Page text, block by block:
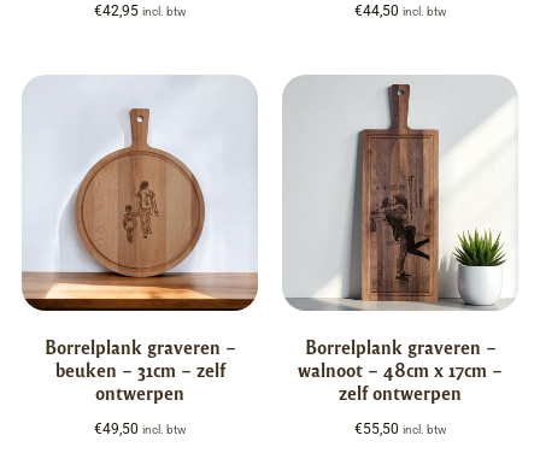
€42,95 incl. btw €44,50 incl. btw
Borrelplank graveren –
beuken – 31cm – zelf
ontwerpen
€49,50 incl. btw
Borrelplank graveren –
walnoot – 48cm x 17cm –
zelf ontwerpen
€55,50 incl. btw